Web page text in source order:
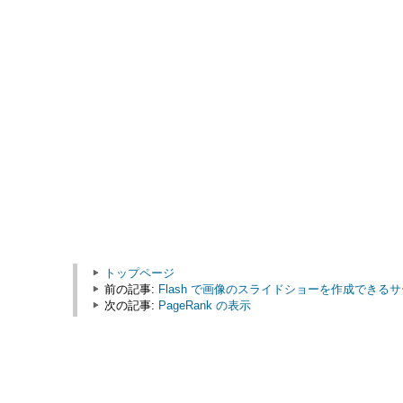
トップページ
前の記事: Flash で画像のスライドショーを作成できる
次の記事: PageRank の表示